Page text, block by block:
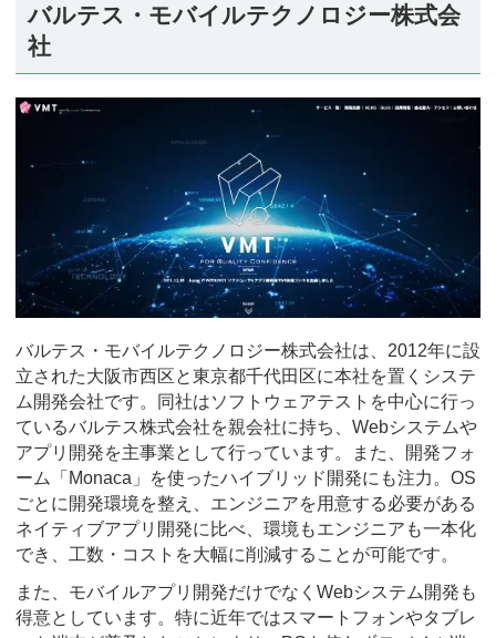
バルテス・モバイルテクノロジー株式会
社
バルテス・モバイルテクノロジー株式会社は、2012年に設
立された大阪市西区と東京都千代田区に本社を置くシステ
ム開発会社です。同社はソフトウェアテストを中心に行っ
ているバルテス株式会社を親会社に持ち、Webシステムや
アプリ開発を主事業として行っています。また、開発フォ
ーム「Monaca」を使ったハイブリッド開発にも注力。OS
ごとに開発環境を整え、エンジニアを用意する必要がある
ネイティブアプリ開発に比べ、環境もエンジニアも一本化
でき、工数・コストを大幅に削減することが可能です。
また、モバイルアプリ開発だけでなくWebシステム開発も
得意としています。特に近年ではスマートフォンやタブレ